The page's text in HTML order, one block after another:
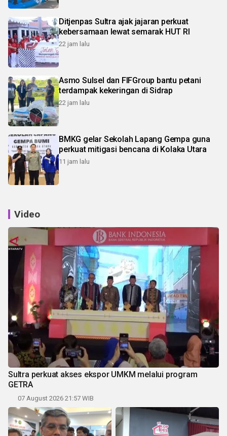
Ditjenpas Sultra ajak jajaran perkuat
kebersamaan lewat semarak HUT RI
22 jam lalu
Asmo Sulsel dan FIFGroup bantu petani
terdampak kekeringan di Sidrap
22 jam lalu
BMKG gelar Sekolah Lapang Gempa guna
perkuat mitigasi bencana di Kolaka Utara
11 jam lalu
Video
Sultra perkuat akses ekspor UMKM melalui program
GETRA
07 August 2026 21:57 WIB